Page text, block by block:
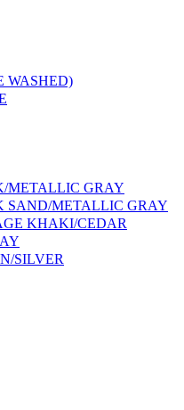
WASHED)
METALLIC GRAY
SAND/METALLIC GRAY
KHAKI/CEDAR
SILVER